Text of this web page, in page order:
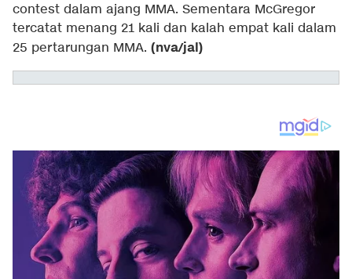
contest dalam ajang MMA. Sementara McGregor
tercatat menang 21 kali dan kalah empat kali dalam
25 pertarungan MMA. (nva/jal)